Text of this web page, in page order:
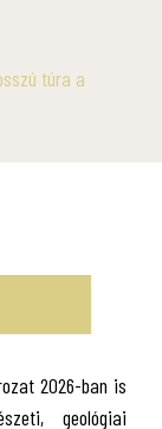
túra a
2026-ban is
geológiai